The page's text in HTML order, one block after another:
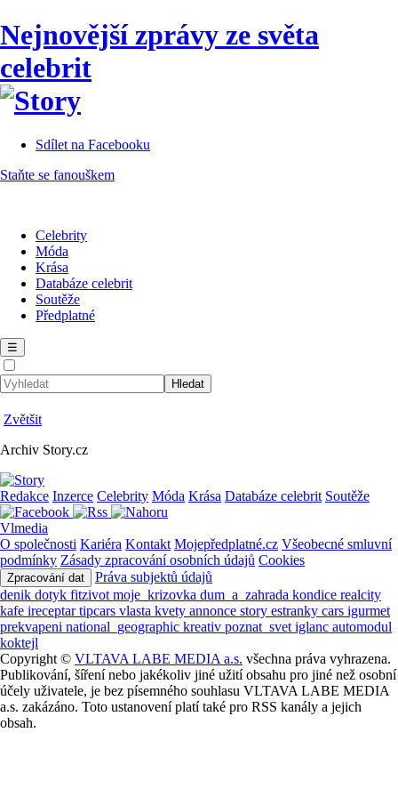
Nejnovější zprávy ze světa
celebrit
Sdílet na Facebooku
Staňte se fanouškem
Celebrity
Móda
Krása
Databáze celebrit
Soutěže
Předplatné
☰
Zvětšit
Archiv Story.cz
Redakce Inzerce Celebrity Móda Krása Databáze celebrit Soutěže
Vlmedia
O společnosti Kariéra Kontakt Mojepředplatné.cz Všeobecné smluvní
podmínky Zásady zpracování osobních údajů Cookies
Zpracování dat
Práva subjektů údajů
denik dotyk fitzivot moje_krizovka dum_a_zahrada kondice realcity
kafe ireceptartipcars vlasta kvety annonce story estranky cars igurmet
prekvapeni national_geographic kreativ poznat_svet iglanc automodul
koktejl
Copyright © VLTAVA LABE MEDIA a.s. všechna práva vyhrazena.
Publikování, šíření nebo jakékoliv jiné užití obsahu pro jiné než osobní
účely uživatele, je bez písemného souhlasu VLTAVA LABE MEDIA
a.s. zakázáno. Toto ustanovení platí také pro RSS kanály a jejich
obsah.